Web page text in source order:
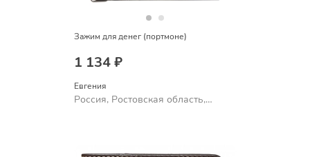
Зажим для денег (портмоне)
1 134 ₽
Евгения
Россия, Ростовская область,